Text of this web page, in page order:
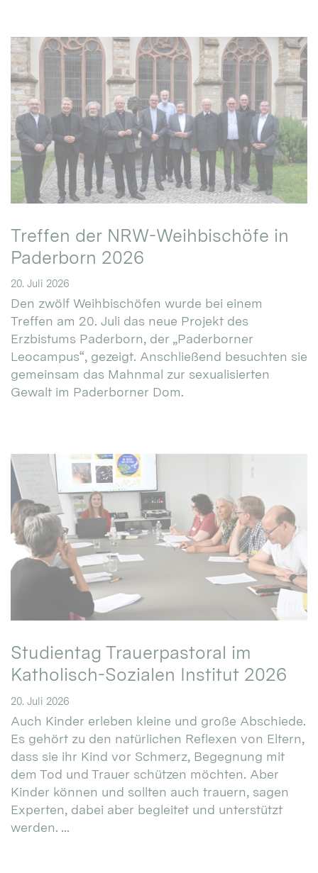
Treffen der NRW-Weihbischöfe in
Paderborn 2026
20. Juli 2026
Den zwölf Weihbischöfen wurde bei einem
Treffen am 20. Juli das neue Projekt des
Erzbistums Paderborn, der „Paderborner
Leocampus“, gezeigt. Anschließend besuchten sie
gemeinsam das Mahnmal zur sexualisierten
Gewalt im Paderborner Dom.
Studientag Trauerpastoral im
Katholisch-Sozialen Institut 2026
20. Juli 2026
Auch Kinder erleben kleine und große Abschiede.
Es gehört zu den natürlichen Reflexen von Eltern,
dass sie ihr Kind vor Schmerz, Begegnung mit
dem Tod und Trauer schützen möchten. Aber
Kinder können und sollten auch trauern, sagen
Experten, dabei aber begleitet und unterstützt
werden. ...